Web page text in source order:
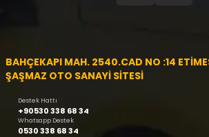
BAHÇEKAPI MAH. 2540.CAD NO :14
ŞAŞMAZ OTO SANAYİ SİTESİ
Destek Hattı
+90530 338 68 34
Whatsapp Destek
0530 338 68 34